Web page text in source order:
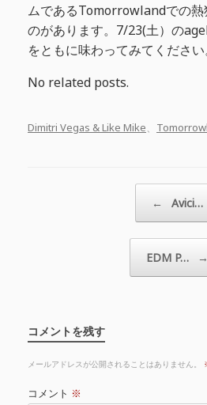
ムであるTomorrowlandでの熱
のがあります。7/23(土）の
をともに味わってみてください
No related posts.
Dimitri Vegas & Like Mike、
← Avici…
EDM P… →
コメントを残す
メールアドレスが公開されることはありません。
コメント ※